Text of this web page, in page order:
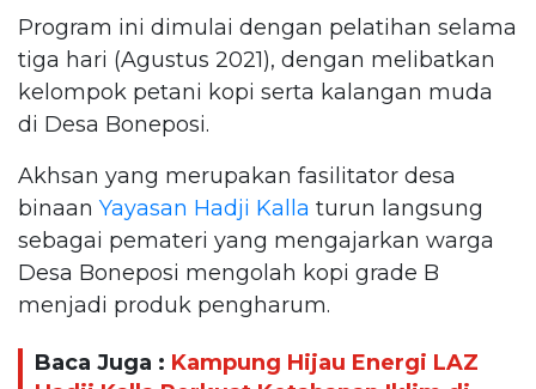
Program ini dimulai dengan pelatihan selama
tiga hari (Agustus 2021), dengan melibatkan
kelompok petani kopi serta kalangan muda
di Desa Boneposi.
Akhsan yang merupakan fasilitator desa
binaan Yayasan Hadji Kalla turun langsung
sebagai pemateri yang mengajarkan warga
Desa Boneposi mengolah kopi grade B
menjadi produk pengharum.
Baca Juga : Kampung Hijau Energi LAZ